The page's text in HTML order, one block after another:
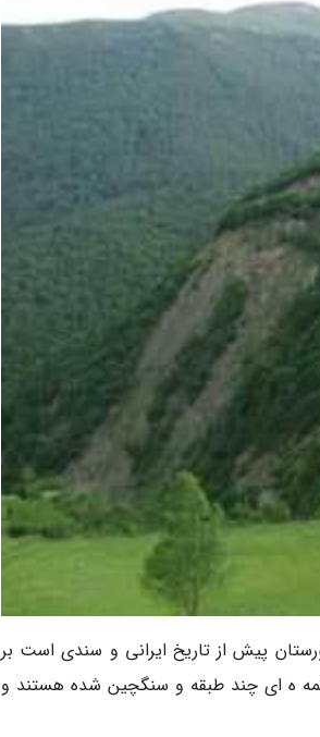
پیش از تاریخ ایرانی و سندی است بر
ه ای چند طبقه و سنگچین شده هستند و